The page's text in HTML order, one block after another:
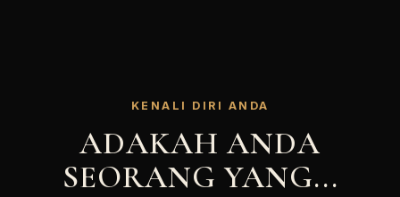
KENALI DIRI ANDA
ADAKAH ANDA
SEORANG YANG...